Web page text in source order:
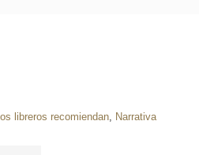
libreros recomiendan, Narrativa